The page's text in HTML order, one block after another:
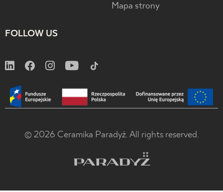
Mapa strony
FOLLOW US
© 2026 Ceramika Paradyż. All rights reserved.